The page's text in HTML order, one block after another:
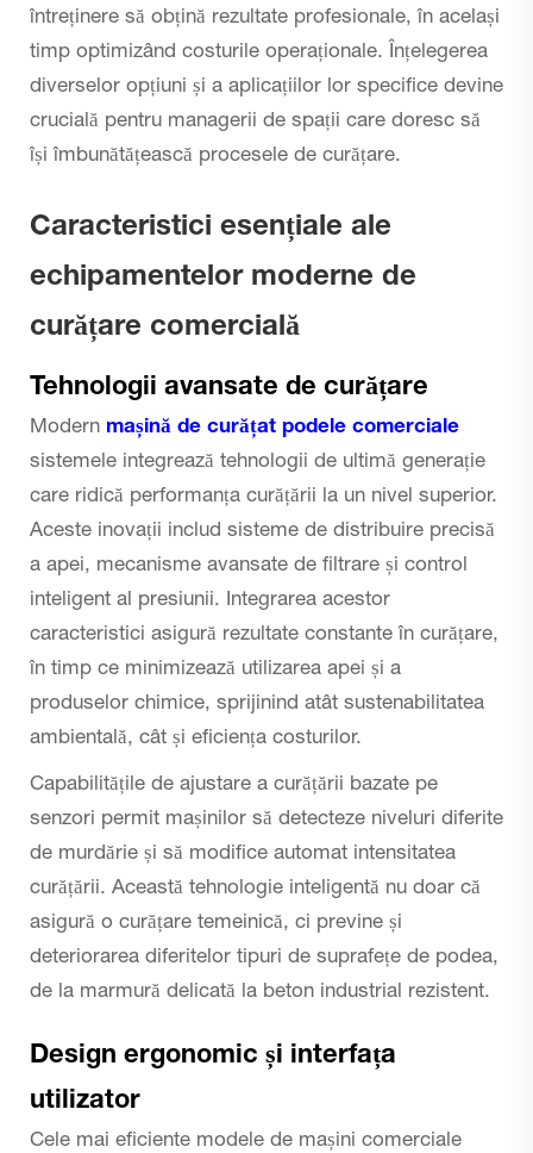
întreținere să obțină rezultate profesionale, în același
timp optimizând costurile operaționale. Înțelegerea
diverselor opțiuni și a aplicațiilor lor specifice devine
crucială pentru managerii de spații care doresc să
își îmbunătățească procesele de curățare.
Caracteristici esențiale ale
echipamentelor moderne de
curățare comercială
Tehnologii avansate de curățare
Modern mașină de curățat podele comerciale
sistemele integrează tehnologii de ultimă generație
care ridică performanța curățării la un nivel superior.
Aceste inovații includ sisteme de distribuire precisă
a apei, mecanisme avansate de filtrare și control
inteligent al presiunii. Integrarea acestor
caracteristici asigură rezultate constante în curățare,
în timp ce minimizează utilizarea apei și a
produselor chimice, sprijinind atât sustenabilitatea
ambientală, cât și eficiența costurilor.
Capabilitățile de ajustare a curățării bazate pe
senzori permit mașinilor să detecteze niveluri diferite
de murdărie și să modifice automat intensitatea
curățării. Această tehnologie inteligentă nu doar că
asigură o curățare temeinică, ci previne și
deteriorarea diferitelor tipuri de suprafețe de podea,
de la marmură delicată la beton industrial rezistent.
Design ergonomic și interfața
utilizator
Cele mai eficiente modele de mașini comerciale